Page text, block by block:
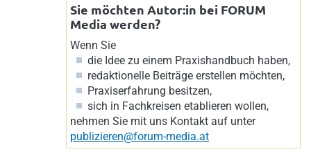
Sie möchten Autor:in bei FORUM
Media werden?
Wenn Sie
die Idee zu einem Praxishandbuch haben,
redaktionelle Beiträge erstellen möchten,
Praxiserfahrung besitzen,
sich in Fachkreisen etablieren wollen,
nehmen Sie mit uns Kontakt auf unter
publizieren@forum-media.at